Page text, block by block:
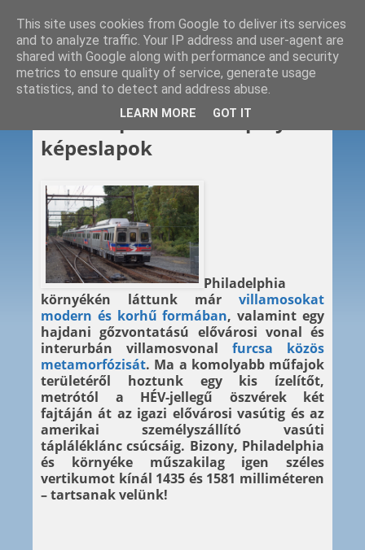
2015. 08. 21.
Philadelphia-i kötött pályás
képeslapok
Philadelphia
környékén láttunk már villamosokat
modern és korhű formában, valamint egy
hajdani gőzvontatású elővárosi vonal és
interurbán villamosvonal furcsa közös
metamorfózisát. Ma a komolyabb műfajok
területéről hoztunk egy kis ízelítőt,
metrótól a HÉV-jellegű öszvérek két
fajtáján át az igazi elővárosi vasútig és az
amerikai személyszállító vasúti
tápláléklánc csúcsáig. Bizony, Philadelphia
és környéke műszakilag igen széles
vertikumot kínál 1435 és 1581 milliméteren
– tartsanak velünk!
This site uses cookies from Google to deliver its services
and to analyze traffic. Your IP address and user-agent are
shared with Google along with performance and security
metrics to ensure quality of service, generate usage
statistics, and to detect and address abuse.
LEARN MORE GOT IT